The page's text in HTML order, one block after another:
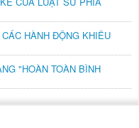
HÀNH ĐỘNG KHIÊU
"HOÀN TOÀN BÌNH